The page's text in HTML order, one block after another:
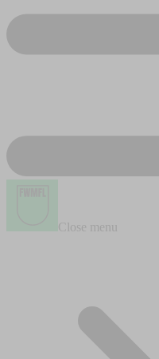
Close menu